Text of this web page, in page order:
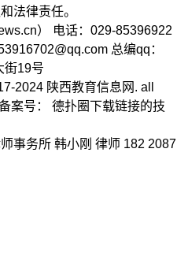
法律责任。
） 电话：029-85396922
总编qq：
街19号
2024 陕西教育信息网. all
案号： 德扑圈下载链接的技
事务所 韩小刚 律师 182 2087